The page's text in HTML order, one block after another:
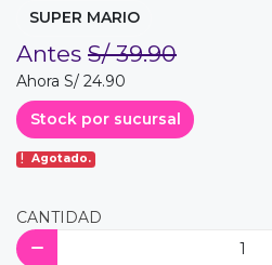
SUPER MARIO
Antes S/ 39.90
Ahora S/ 24.90
Stock por sucursal
Agotado.
CANTIDAD